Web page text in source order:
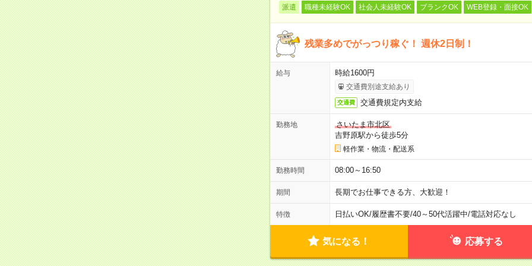
派遣 職種未経験OK 社会人未経験OK ブランクOK WEB登録・面接OK
残業多めでがっつり稼ぐ！ 週休2日制！
給与 時給1600円
交通費別途支給あり
交通費 交通費規定内支給
勤務地
さいたま市北区
吉野原駅から徒歩5分
軽作業・物流・配送系
勤務時間 08:00～16:50
期間 長期でお仕事できる方、大歓迎！
特徴 日払いOK/履歴書不要/40～50代活躍中/電話対応なし
気になる！ 応募する